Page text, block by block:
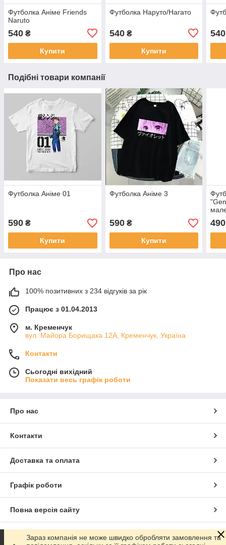
Футболка Аніме Friends
Naruto
540 ₴
Купити
Футболка Наруто/Нагато
540₴
Купити
540
Подібні товари компанії
Футболка Аніме 01
590 ₴
Купити
Футболка Аніме 3
590₴
Купити
490
Про нас
100% позитивних з 234 відгуків за рік
Працює з 01.04.2013
м. Кременчук
вул. Майора Борищака 12А, Кременчук, Україна
Контакти
Сьогодні вихідний
Показати весь графік роботи
Про нас
Контакти
Доставка та оплата
Графік роботи
Повна версія сайту
Сайт створено на маркетплейсіProm.ua
Зараз компанія не може швидко обробляти замовлення та